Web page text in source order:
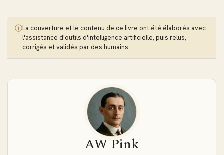
de références scripturaires pour illustrer et approfondir
votre compréhension.
Le format EPUB offre une expérience de lecture adaptative
exceptionnelle. Ajustez la taille des caractères selon vos
préférences, profitez d'une mise en page fluide qui s'adapte
automatiquement à votre écran, et synchronisez vos
annotations sur tous vos appareils. Compatible avec
smartphones, tablettes et liseuses, ce format garantit un
ⓘLa couverture et le contenu de ce livre ont été élaborés avec
l'assistance d'outils d'intelligence artificielle, puis relus,
corrigés et validés par des humains.
AW Pink